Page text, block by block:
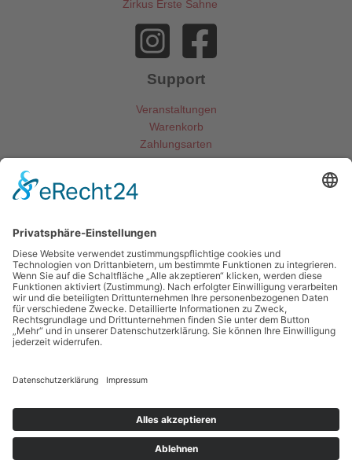
Zirkus Erste Sahne
Support
Veranstaltungen
Warenkorb
Zahlungsarten
Gemeinde Mainhausen
Rheinstraße 3
63533 Mainhausen
06182 8900 -79 o. -85
jugend@mainhausen.de
Datenschutzerklärung
Teilnahmebedingungen
Kontakt